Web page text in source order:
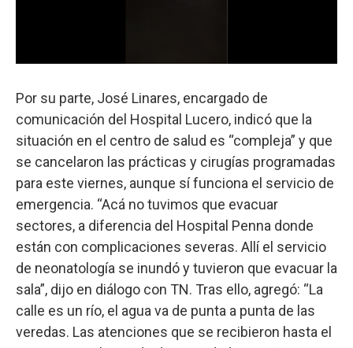
Por su parte, José Linares, encargado de
comunicación del Hospital Lucero, indicó que la
situación en el centro de salud es “compleja” y que
se cancelaron las prácticas y cirugías programadas
para este viernes, aunque sí funciona el servicio de
emergencia. “Acá no tuvimos que evacuar
sectores, a diferencia del Hospital Penna donde
están con complicaciones severas. Allí el servicio
de neonatología se inundó y tuvieron que evacuar la
sala”, dijo en diálogo con TN. Tras ello, agregó: “La
calle es un río, el agua va de punta a punta de las
veredas. Las atenciones que se recibieron hasta el